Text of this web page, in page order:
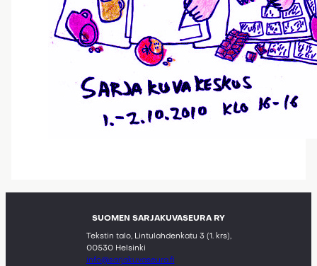
SUOMEN SARJAKUVASEURA RY
Tekstin talo, Lintulahdenkatu 3 (1. krs),
00530 Helsinki
info@sarjakuvaseura.fi